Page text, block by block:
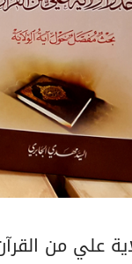
علي من